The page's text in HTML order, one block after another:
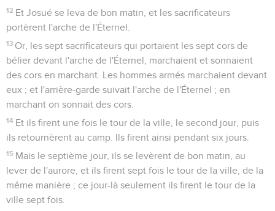
12 Et Josué se leva de bon matin, et les sacrificateurs
portèrent l'arche de l'Éternel.
13 Or, les sept sacrificateurs qui portaient les sept cors de
bélier devant l'arche de l'Éternel, marchaient et sonnaient
des cors en marchant. Les hommes armés marchaient devant
eux ; et l'arrière-garde suivait l'arche de l'Éternel ; en
marchant on sonnait des cors.
14 Et ils firent une fois le tour de la ville, le second jour, puis
ils retournèrent au camp. Ils firent ainsi pendant six jours.
15 Mais le septième jour, ils se levèrent de bon matin, au
lever de l'aurore, et ils firent sept fois le tour de la ville, de la
même manière ; ce jour-là seulement ils firent le tour de la
ville sept fois.